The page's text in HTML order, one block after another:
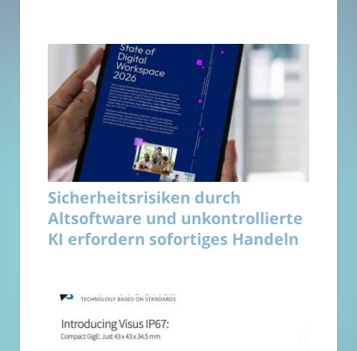
Sicherheitsrisiken durch
Altsoftware und unkontrollierte
KI erfordern sofortiges Handeln